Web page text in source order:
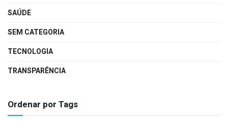
SAÚDE
SEM CATEGORIA
TECNOLOGIA
TRANSPARÊNCIA
Ordenar por Tags